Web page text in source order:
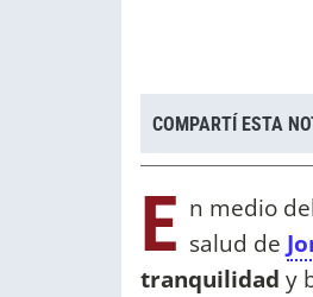
COMPARTÍ ESTA
E n medio
salud de
tranquilidad y